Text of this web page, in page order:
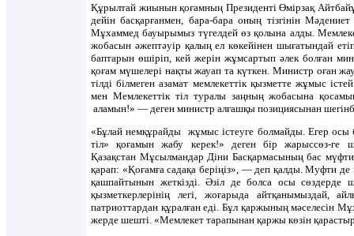
Құрылтай жиынын қоғамның Президенті Өмірзақ
дейін басқарғанмен, бара-бара оның тізгінін
Мұхаммед бауырымыз түгелдей өз қолына алды.
жобасын әжептәуір қалың ел көкейінен шығатындай
баптарын өшіріп, кей жерін жұмсартып әлек болған
қоғам мүшелері нақты жауап та күткен. Министр оған
тілді білмеген азамат мемлекеттік қызметте жұмыс
мен Мемлекеттік тіл туралы заңның жобасына
аламын!» — деген министр алғашқы позициясынан
«Бұлай немқұрайды жұмыс істеуге болмайды. Егер осы
тіл» қоғамын жабу керек!» деген бір жарыссөз-ге
Қазақстан Мұсылмандар Діни Басқармасының бас
қарап: «Қоғамға садақа беріңіз», — деп қалды. Муфти де
қашпайтынын жеткізді. Әзіл де болса осы сөздерде
қызметкерлерінің легі, жоғарыда айтқанымыздай,
патриоттардан құралған еді. Бұл қаржының мәселесін
жерде шешті. «Мемлекет тарапынан қаржы көзін